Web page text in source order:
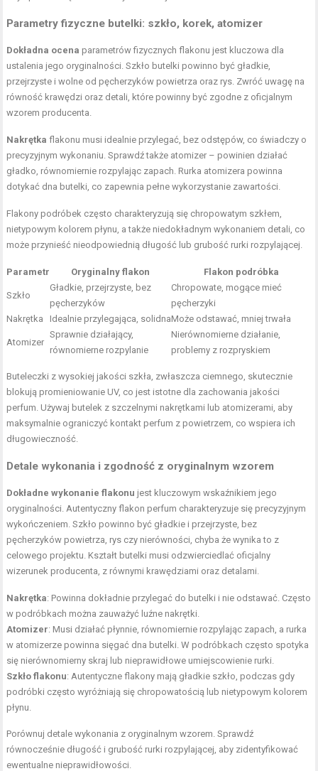
Parametry fizyczne butelki: szkło, korek, atomizer
Dokładna ocena parametrów fizycznych flakonu jest kluczowa dla
ustalenia jego oryginalności. Szkło butelki powinno być gładkie,
przejrzyste i wolne od pęcherzyków powietrza oraz rys. Zwróć uwagę na
równość krawędzi oraz detali, które powinny być zgodne z oficjalnym
wzorem producenta.
Nakrętka flakonu musi idealnie przylegać, bez odstępów, co świadczy o
precyzyjnym wykonaniu. Sprawdź także atomizer – powinien działać
gładko, równomiernie rozpylając zapach. Rurka atomizera powinna
dotykać dna butelki, co zapewnia pełne wykorzystanie zawartości.
Flakony podróbek często charakteryzują się chropowatym szkłem,
nietypowym kolorem płynu, a także niedokładnym wykonaniem detali, co
może przynieść nieodpowiednią długość lub grubość rurki rozpylającej.
Parametr Oryginalny flakon Flakon podróbka
Szkło
Gładkie, przejrzyste, bez
pęcherzyków
Chropowate, mogące mieć
pęcherzyki
Nakrętka
Idealnie przylegająca, solidnaMoże odstawać, mniej trwała
Atomizer
Sprawnie działający,
równomierne rozpylanie
Nierównomierne działanie,
problemy z rozpryskiem
Buteleczki z wysokiej jakości szkła, zwłaszcza ciemnego, skutecznie
blokują promieniowanie UV, co jest istotne dla zachowania jakości
perfum. Używaj butelek z szczelnymi nakrętkami lub atomizerami, aby
maksymalnie ograniczyć kontakt perfum z powietrzem, co wspiera ich
długowieczność.
Detale wykonania i zgodność z oryginalnym wzorem
Dokładne wykonanie flakonu jest kluczowym wskaźnikiem jego
oryginalności. Autentyczny flakon perfum charakteryzuje się precyzyjnym
wykończeniem. Szkło powinno być gładkie i przejrzyste, bez
pęcherzyków powietrza, rys czy nierówności, chyba że wynika to z
celowego projektu. Kształt butelki musi odzwierciedlać oficjalny
wizerunek producenta, z równymi krawędziami oraz detalami.
Nakrętka: Powinna dokładnie przylegać do butelki i nie odstawać. Często
w podróbkach można zauważyć luźne nakrętki.
Atomizer: Musi działać płynnie, równomiernie rozpylając zapach, a rurka
w atomizerze powinna sięgać dna butelki. W podróbkach często spotyka
się nierównomierny skraj lub nieprawidłowe umiejscowienie rurki.
Szkło flakonu: Autentyczne flakony mają gładkie szkło, podczas gdy
podróbki często wyróżniają się chropowatością lub nietypowym kolorem
płynu.
Porównuj detale wykonania z oryginalnym wzorem. Sprawdź
równocześnie długość i grubość rurki rozpylającej, aby zidentyfikować
ewentualne nieprawidłowości.